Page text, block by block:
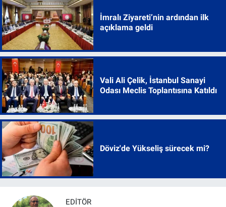
İmralı Ziyareti’nin ardından ilk
açıklama geldi
Vali Ali Çelik, İstanbul Sanayi
Odası Meclis Toplantısına Katıldı
Döviz'de Yükseliş sürecek mi?
EDITÖR